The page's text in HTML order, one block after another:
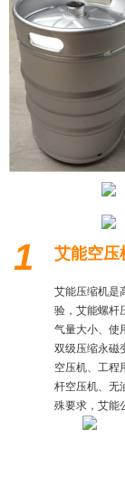
1 艾能空压
艾能压缩机是
验，艾能螺杆
气量大小、使
双级压缩永磁
空压机、工程
杆空压机、无
殊要求，艾能